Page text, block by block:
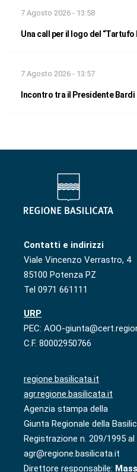
7 Agosto 2026 - 13:58
Una call per il logo del
7 Agosto 2026 - 13:57
Incontro tra il Presidente Bardi
Contatti e indirizzi
Viale Vincenzo Verrastro, 4
85100 Potenza PZ
Tel 0971 661111
URP
PEC: AOO-
C.F. 80002950766
regione.basilicata.it
agr.regione.basilicata.it
Agenzia stampa della
Giunta Regionale della
Registrazione n. 209/1995
agr@regione.basilicata.it
Direttore responsabile: